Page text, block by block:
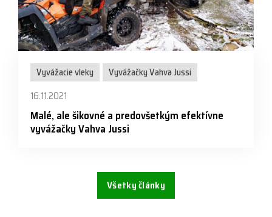
Vyvážacie vleky
Vyvážačky Vahva Jussi
16.11.2021
Malé, ale šikovné a predovšetkým efektívne
vyvážačky Vahva Jussi
Všetky články